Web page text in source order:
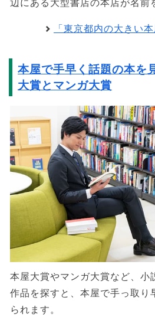
辺にある大型書店の本店が名前
「東京都内の大きい
本屋で手早く話題の本を
大賞とマンガ大賞
本屋大賞やマンガ大賞など、小
作品を探すと、本屋で手っ取り
られます。